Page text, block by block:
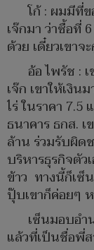
โก้ : ผมมีที่
เจ๊กมา ว่าซื้อที่
ด้วย เดี๋ยวเขาจ
อ้อ ไพรัช :
เจ๊ก เขาให้เงิ
ไร่ ในราคา 7.5
ธนาคาร ธกส.
ล้าน ร่วมรับผิด
บริหารธุรกิจตัว
ข้าว ทางนี้ก็เซ็
ปุ๊บเขาก็ค่อยๆ
เซ็นมอบอำ
แล้วที่เป็นชื่อพี่ส